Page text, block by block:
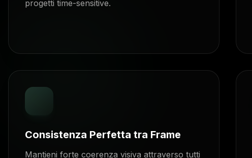
progetti time-sensitive.
Consistenza Perfetta tra Frame
Mantieni forte coerenza visiva attraverso tutti